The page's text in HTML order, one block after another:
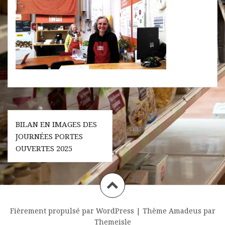
Navigation
de
l’article
BILAN EN IMAGES DES
JOURNÉES PORTES
OUVERTES 2025
Fièrement propulsé par WordPress | Thème Amadeus par
Themeisle